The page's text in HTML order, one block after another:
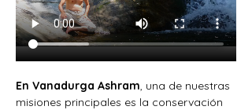
En Vanadurga Ashram , una de nuestras
misiones principales es la conservación